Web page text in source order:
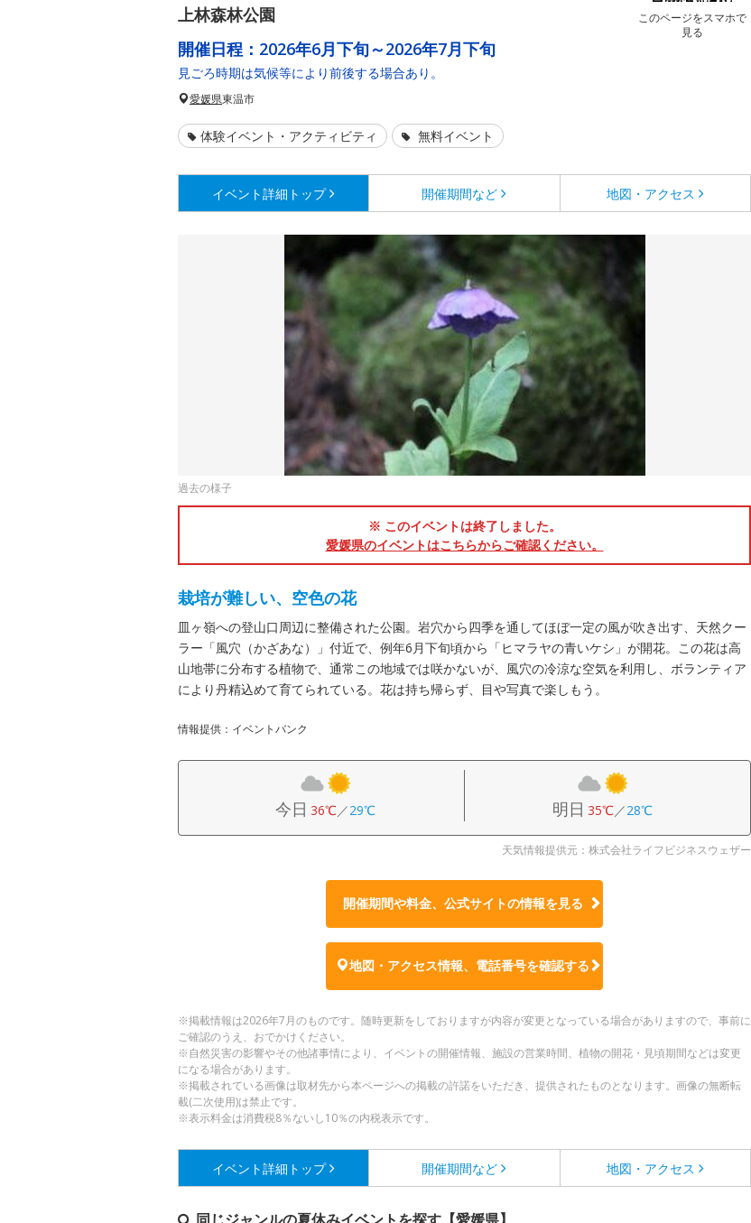
上林森林公園
このページをスマホで
見る
開催日程： 2026年6月下旬～2026年7月下旬
見ごろ時期は気候等により前後する場合あり。
愛媛県東温市
体験イベント・アクティビティ 無料イベント
イベント詳細 トップ 開催期間など 地図・アクセス
過去の様子
※ このイベントは終了しました。
愛媛県のイベントはこちらからご確認ください。
栽培が難しい、空色の花
皿ヶ嶺への登山口周辺に整備された公園。岩穴から四季を通してほぼ一定の風が吹き出す、天然クー
ラー「風穴（かざあな）」付近で、例年6月下旬頃から「ヒマラヤの青いケシ」が開花。この花は高
山地帯に分布する植物で、通常この地域では咲かないが、風穴の冷涼な空気を利用し、ボランティア
により丹精込めて育てられている。花は持ち帰らず、目や写真で楽しもう。
情報提供：イベントバンク
今日 36℃／29℃ 明日 35℃／28℃
天気情報提供元：株式会社ライフビジネスウェザー
開催期間や料金、公式サイトの情報を見る
地図・アクセス情報、電話番号を確認する
※掲載情報は2026年7月のものです。随時更新をしておりますが内容が変更となっている場合がありますので、事前に
ご確認のうえ、おでかけください。
※自然災害の影響やその他諸事情により、イベントの開催情報、施設の営業時間、植物の開花・見頃期間などは変更
になる場合があります。
※掲載されている画像は取材先から本ページへの掲載の許諾をいただき、提供されたものとなります。画像の無断転
載(二次使用)は禁止です。
※表示料金は消費税8％ないし10％の内税表示です。
イベント詳細 トップ 開催期間など 地図・アクセス